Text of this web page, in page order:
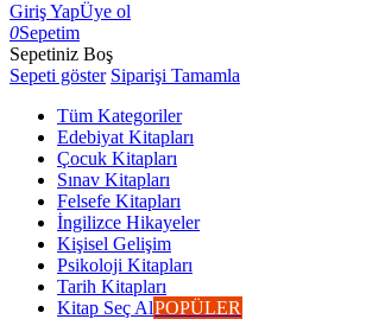
Giriş YapÜye ol
0Sepetim
Sepetiniz Boş
Sepeti göster Siparişi Tamamla
Tüm Kategoriler
Edebiyat Kitapları
Çocuk Kitapları
Sınav Kitapları
Felsefe Kitapları
İngilizce Hikayeler
Kişisel Gelişim
Psikoloji Kitapları
Tarih Kitapları
Kitap Seç AlPOPÜLER